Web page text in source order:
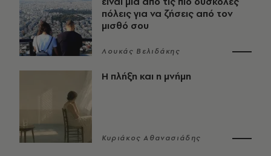
πόλεις για να ζήσεις από τον
μισθό σου
Λουκάς Βελιδάκης
Η πλήξη και η μνήμη
Κυριάκος Αθανασιάδης